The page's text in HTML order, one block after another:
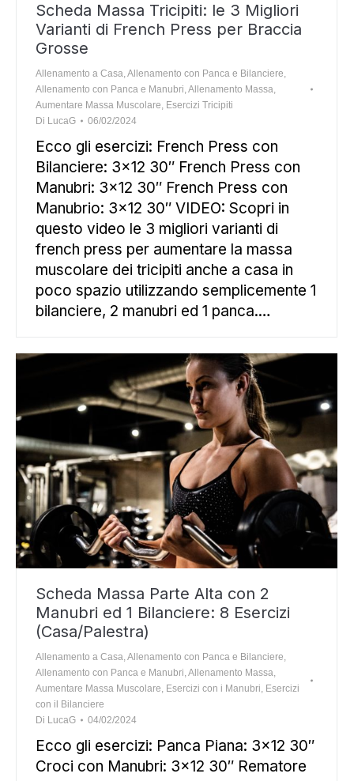
Scheda Massa Tricipiti: le 3 Migliori
Varianti di French Press per Braccia
Grosse
Allenamento a Casa,Allenamento con Panca e Bilanciere,
Allenamento con Panca e Manubri,Allenamento Massa,
Aumentare Massa Muscolare, Esercizi Tricipiti
Di LucaG 06/02/2024
Ecco gli esercizi: French Press con
Bilanciere: 3×12 30″ French Press con
Manubri: 3×12 30″ French Press con
Manubrio: 3×12 30″ VIDEO: Scopri in
questo video le 3 migliori varianti di
french press per aumentare la massa
muscolare dei tricipiti anche a casa in
poco spazio utilizzando semplicemente 1
bilanciere, 2 manubri ed 1 panca.…
Scheda Massa Parte Alta con 2
Manubri ed 1 Bilanciere: 8 Esercizi
(Casa/Palestra)
Allenamento a Casa,Allenamento con Panca e Bilanciere,
Allenamento con Panca e Manubri,Allenamento Massa,
Aumentare Massa Muscolare, Esercizi con i Manubri, Esercizi
con il Bilanciere
Di LucaG 04/02/2024
Ecco gli esercizi: Panca Piana: 3×12 30″
Croci con Manubri: 3×12 30″ Rematore